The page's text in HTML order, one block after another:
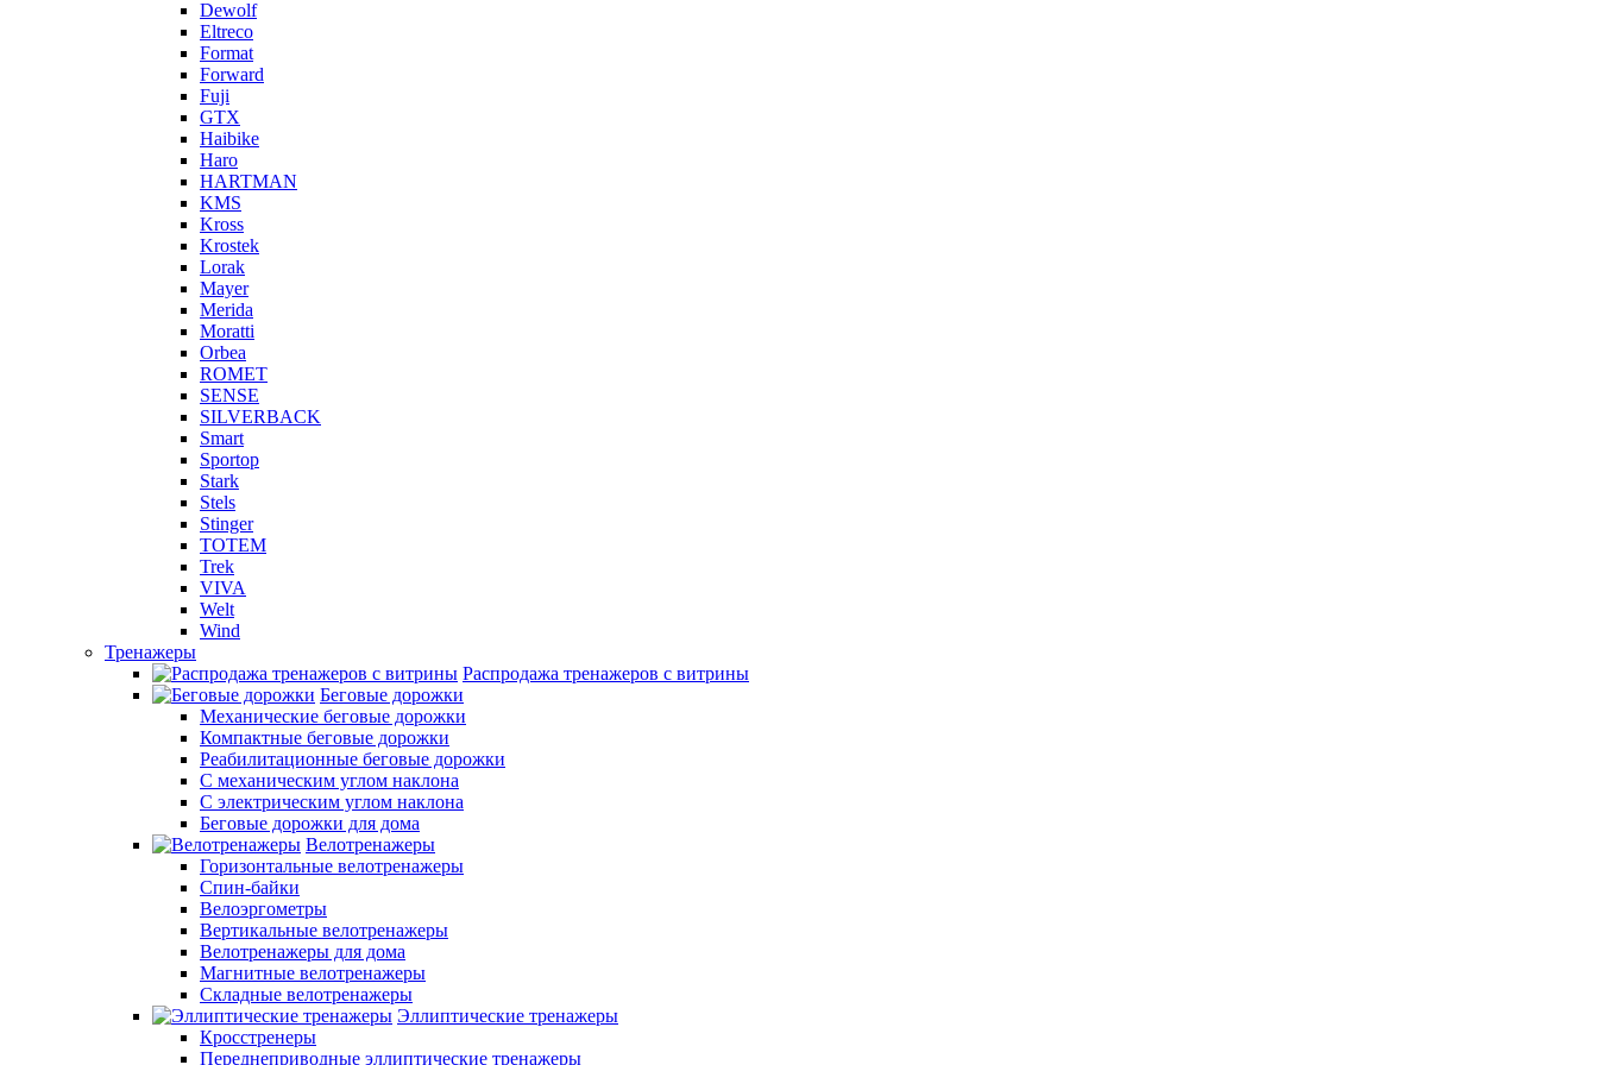
Dewolf
Eltreco
Format
Forward
Fuji
GTX
Haibike
Haro
HARTMAN
KMS
Kross
Krostek
Lorak
Mayer
Merida
Moratti
Orbea
ROMET
SENSE
SILVERBACK
Smart
Sportop
Stark
Stels
Stinger
TOTEM
Trek
VIVA
Welt
Wind
Тренажеры
Распродажа тренажеров с витрины
Беговые дорожки
Механические беговые дорожки
Компактные беговые дорожки
Реабилитационные беговые дорожки
С механическим углом наклона
С электрическим углом наклона
Беговые дорожки для дома
Велотренажеры
Горизонтальные велотренажеры
Спин-байки
Велоэргометры
Вертикальные велотренажеры
Велотренажеры для дома
Магнитные велотренажеры
Складные велотренажеры
Эллиптические тренажеры
Кросстренеры
Переднеприводные эллиптические тренажеры